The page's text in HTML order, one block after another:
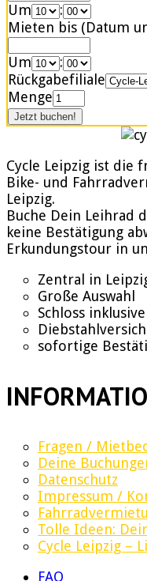
Um
:
Mieten bis (Datum
Um
:
Rückgabefiliale
Menge
Cycle Leipzig ist die
Bike- und
Leipzig.
Buche Dein Leihrad
keine Bestätigung
Erkundungstour in
Zentral in
Große Auswahl
Schloss inklusive
sofortige
Fragen /
Deine
Datenschutz
Impressum /
Tolle Ideen:
Cycle Leipzig –
FAQ